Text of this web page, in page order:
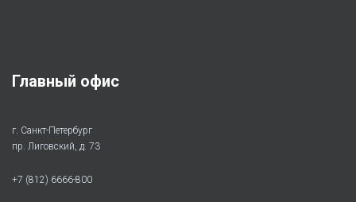
Главный офис
г. Санкт-Петербург
пр. Лиговский, д. 73
+7 (812) 6666-800